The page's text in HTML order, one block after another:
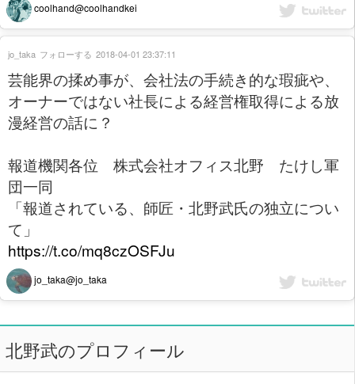
coolhand@coolhandkei
芸能界の揉め事が、会社法の手続き的な瑕疵や、
オーナーではない社長による経営権取得による放
漫経営の話に？
報道機関各位 株式会社オフィス北野 たけし軍
団一同
「報道されている、師匠・北野武氏の独立につい
て」
https://t.co/mq8czOSFJu
jo_taka@jo_taka
jo_taka フォローする 2018-04-01 23:37:11
北野武のプロフィール